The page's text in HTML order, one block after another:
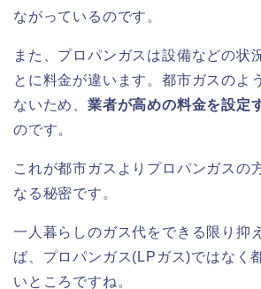
ながっているのです。
また、プロパンガスは設備などの状
とに料金が違います。都市ガスのよ
ないため、 業者が高めの料金を設定
のです。
これが都市ガスよりプロパンガスの
なる秘密です。
一人暮らしのガス代をできる限り抑
ば、プロパンガス(LPガス)ではなく
いところですね。